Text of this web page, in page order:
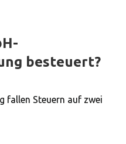
besteuert?
fallen Steuern auf zwei